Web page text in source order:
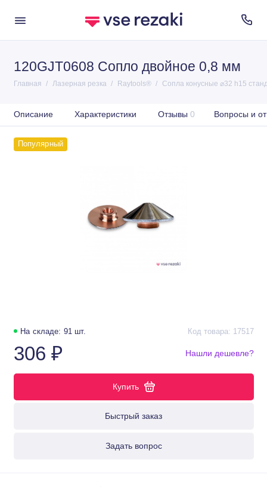
120GJT0608 Сопло двойное 0,8 мм
Главная Лазерная резка Raytools® Сопла конусные ⌀32 h15
Описание Характеристики Отзывы 0 Вопросы и
Популярный
На складе: 91 шт. Код товара: 17517
306 ₽
Купить
Быстрый заказ
Задать вопрос
Нашли дешевле?